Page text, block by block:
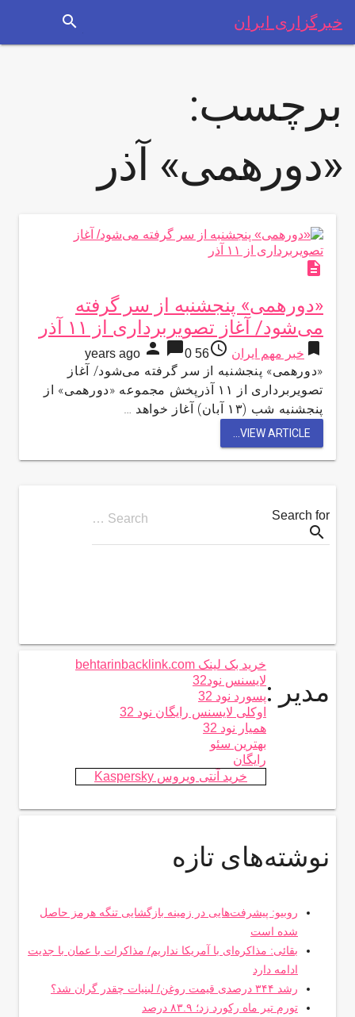
خبرگزاری ایران search
برچسب:
«دورهمی» آذر
description
«دورهمی» پنجشنبه از سر گرفته
می‌شود/ آغاز تصویربرداری از ۱۱ آذر
bookmark خبر مهم ایران access_time
56 years ago
person chat_bubble0
«دورهمی» پنجشنبه از سر گرفته می‌شود/ آغاز
تصویربرداری از ۱۱ آذرپخش مجموعه «دورهمی» از
پنجشنبه شب (١٣ آبان) آغاز خواهد …
VIEW ARTICLE...
Search for
Search …
search
مدیر :
خرید بک لینک behtarinbacklink.com
لایسنس نود32
پسورد نود 32
اوکلی لایسنس رایگان نود 32
همیار نود 32
بهترین سئو
رایگان
خرید آنتی ویروس Kaspersky
نوشته‌های تازه
روبیو: پیشرفت‌هایی در زمینه بازگشایی تنگه هرمز حاصل
شده است
بقائی: مذاکره‌ای با آمریکا نداریم/ مذاکرات با عمان با جدیت
ادامه دارد
رشد ۳۴۴ درصدی قیمت روغن/ لبنیات چقدر گران شد؟
تورم تیر ماه رکورد زد؛ ۸۳.۹ درصد